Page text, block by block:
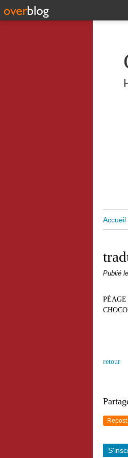
Accueil
Publié le
retour
Repost